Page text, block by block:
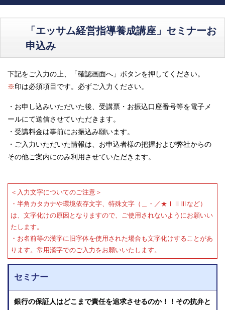
「エッサム経営指導養成講座」セミナーお
申込み
下記をご入力の上、「確認画面へ」ボタンを押してください。
※印は必須項目です。必ずご入力ください。
・お申し込みいただいた後、受講票・お振込口座番号等を電子メ
ールにて送信させていただきます。
・受講料金は事前にお振込み願います。
・ご入力いただいた情報は、お申込者様の把握および弊社からの
その他ご案内にのみ利用させていただきます。
＜入力文字についてのご注意＞
・半角カタカナや環境依存文字、特殊文字（＿・／★ⅠⅡⅢなど）
は、文字化けの原因となりますので、ご使用されないようにお願いい
たします。
・お名前等の漢字に旧字体を使用された場合も文字化けすることがあ
ります。常用漢字でのご入力をお願いいたします。
セミナー
銀行の保証人はどこまで責任を追求させるのか！！その抗弁と